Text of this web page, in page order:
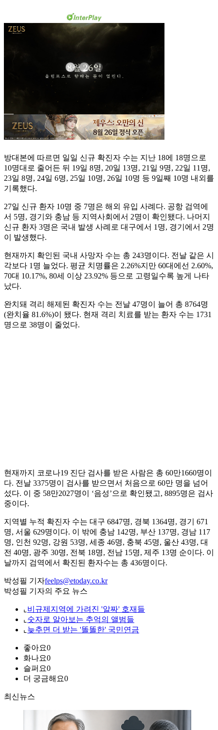
방대본에 따르면 일일 신규 확진자 수는 지난 18에 18명으로
10명대로 줄어든 뒤 19일 8명, 20일 13명, 21일 9명, 22일 11명,
23일 8명, 24일 6명, 25일 10명, 26일 10명 등 9일째 10명 내외를
기록했다.
27일 신규 환자 10명 중 7명은 해외 유입 사례다. 공항 검역에
서 5명, 경기와 충남 등 지역사회에서 2명이 확인됐다. 나머지
신규 환자 3명은 국내 발생 사례로 대구에서 1명, 경기에서 2명
이 발생했다.
현재까지 확인된 국내 사망자 수는 총 243명이다. 전날 같은 시
각보다 1명 늘었다. 평균 치명률은 2.26%지만 60대에선 2.60%,
70대 10.17%, 80세 이상 23.92% 등으로 고령일수록 높게 나타
났다.
완치돼 격리 해제된 확진자 수는 전날 47명이 늘어 총 8764명
(완치율 81.6%)이 됐다. 현재 격리 치료를 받는 환자 수는 1731
명으로 38명이 줄었다.
현재까지 코로나19 진단 검사를 받은 사람은 총 60만1660명이
다. 전날 3375명이 검사를 받으면서 처음으로 60만 명을 넘어
섰다. 이 중 58만2027명이 ‘음성’으로 확인됐고, 8895명은 검사
중이다.
지역별 누적 확진자 수는 대구 6847명, 경북 1364명, 경기 671
명, 서울 629명이다. 이 밖에 충남 142명, 부산 137명, 경남 117
명, 인천 92명, 강원 53명, 세종 46명, 충북 45명, 울산 43명, 대
전 40명, 광주 30명, 전북 18명, 전남 15명, 제주 13명 순이다. 이
날까지 검역에서 확진된 환자수는 총 436명이다.
박성필 기자feelps@etoday.co.kr
박성필 기자의 주요 뉴스
⌞ 비규제지역에 가려진 '알짜' 호재들
⌞ 숫자로 알아보는 추억의 앨범들
⌞ 늦추면 더 받는 '똘똘한' 국민연금
좋아요0
화나요0
슬퍼요0
더 궁금해요0
최신뉴스